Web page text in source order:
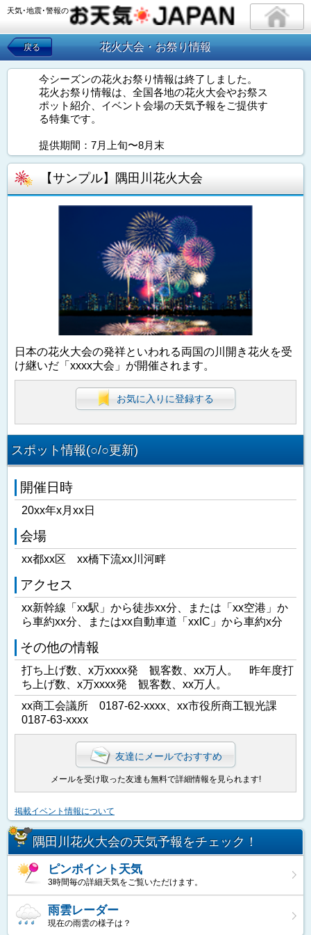
天気･地震･警報の
戻る 花火大会・お祭り情報
今シーズンの花火お祭り情報は終了しました。
花火お祭り情報は、全国各地の花火大会やお祭ス
ポット紹介、イベント会場の天気予報をご提供す
る特集です。
提供期間：7月上旬〜8月末
【サンプル】隅田川花火大会
日本の花火大会の発祥といわれる両国の川開き花火を受
け継いだ「xxxx大会」が開催されます。
お気に入りに登録する
スポット情報(○/○更新)
開催日時
20xx年x月xx日
会場
xx都xx区 xx橋下流xx川河畔
アクセス
xx新幹線「xx駅」から徒歩xx分、または「xx空港」か
ら車約xx分、またはxx自動車道「xxIC」から車約x分
その他の情報
打ち上げ数、x万xxxx発 観客数、xx万人。 昨年度打
ち上げ数、x万xxxx発 観客数、xx万人。
xx商工会議所 0187-62-xxxx、xx市役所商工観光課
0187-63-xxxx
友達にメールでおすすめ
メールを受け取った友達も無料で詳細情報を見られます!
掲載イベント情報について
隅田川花火大会の天気予報をチェック！
ピンポイント天気
3時間毎の詳細天気をご覧いただけます。
雨雲レーダー
現在の雨雲の様子は？